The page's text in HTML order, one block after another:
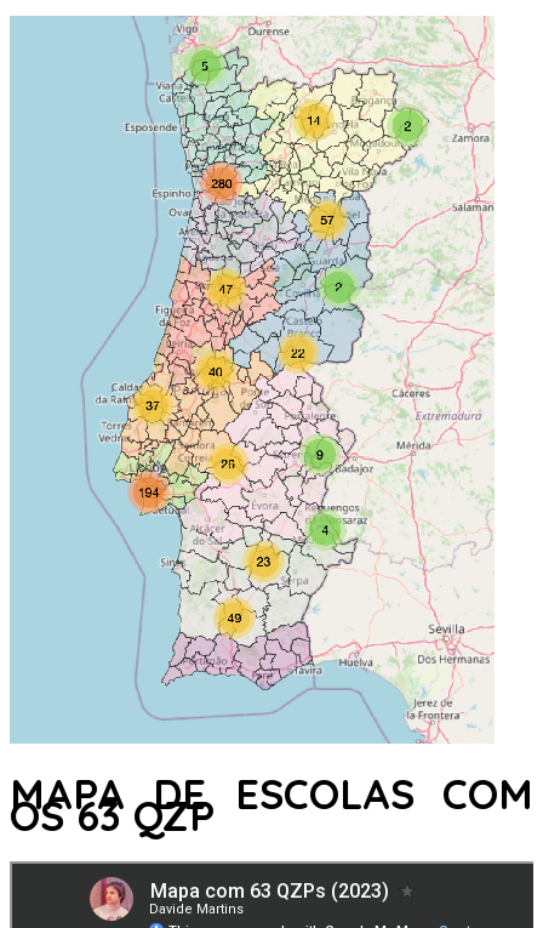
MAPA DE ESCOLAS COM
OS 63 QZP